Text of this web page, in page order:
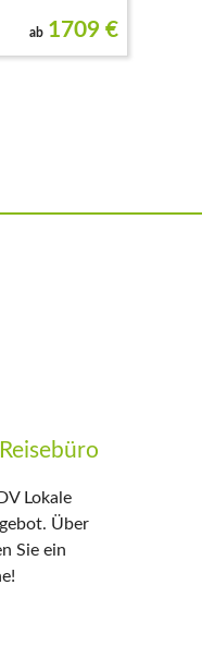
ab 1709 €
Lokale
Über
Sie ein